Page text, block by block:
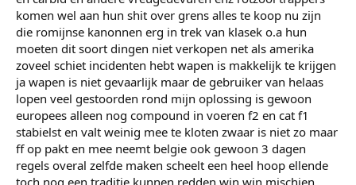
komen wel aan hun shit over grens alles te koop nu zijn
die romijnse kanonnen erg in trek van klasek o.a hun
moeten dit soort dingen niet verkopen net als amerika
zoveel schiet incidenten hebt wapen is makkelijk te krijgen
ja wapen is niet gevaarlijk maar de gebruiker van helaas
lopen veel gestoorden rond mijn oplossing is gewoon
europees alleen nog compound in voeren f2 en cat f1
stabielst en valt weinig mee te kloten zwaar is niet zo maar
ff op pakt en mee neemt belgie ook gewoon 3 dagen
regels overal zelfde maken scheelt een heel hoop ellende
toch nog een traditie kunnen redden win win mischien